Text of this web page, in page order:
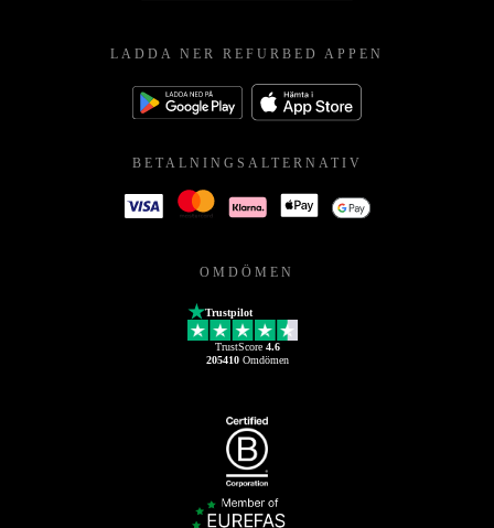
LADDA NER REFURBED APPEN
BETALNINGSALTERNATIV
OMDÖMEN
Trustpilot
TrustScore 4.6
205410Omdömen